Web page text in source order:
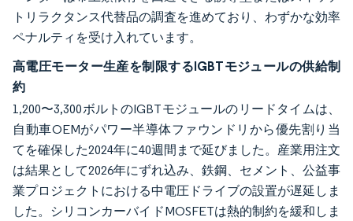
トリラクタンス代替品の調査を進めており、わずかな効率
ペナルティを受け入れています。
高電圧モーター生産を制限するIGBTモジュールの供給制
約
1,200〜3,300ボルトのIGBTモジュールのリードタイムは、
自動車OEMがパワー半導体ファウンドリから優先割り当
てを確保した2024年に40週間まで延びました。産業用注文
は結果として2026年にずれ込み、鉄鋼、セメント、公益事
業プロジェクトにおける中電圧ドライブの設置が遅延しま
した。シリコンカーバイドMOSFETは熱的制約を緩和しま